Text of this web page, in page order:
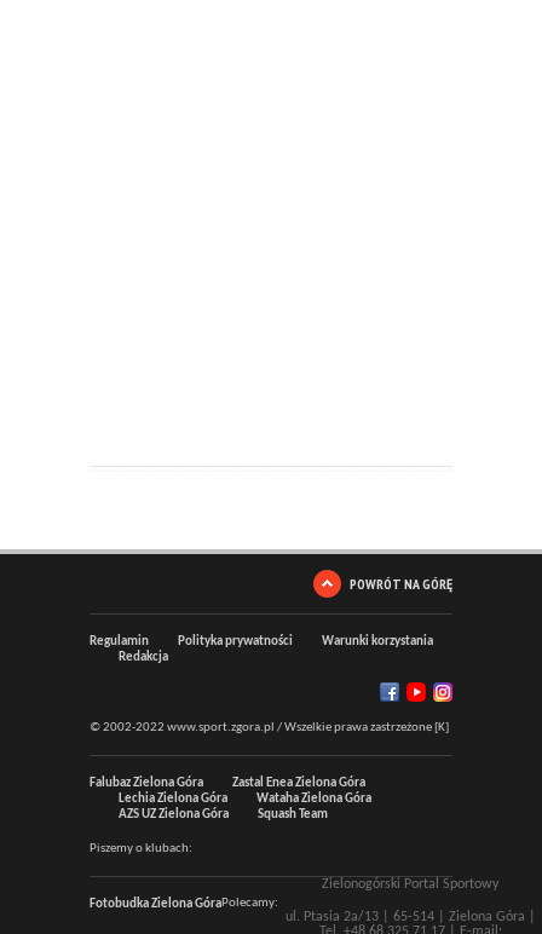
POWRÓT NA GÓRĘ
Regulamin Polityka prywatności
Warunki korzystania
Redakcja
© 2002-2022 www.sport.zgora.pl / Wszelkie prawa zastrzeżone [K]
Falubaz Zielona Góra
Zastal Enea Zielona Góra
Lechia Zielona Góra
Wataha Zielona Góra
AZS UZ Zielona Góra
Squash Team
Piszemy o klubach:
Fotobudka Zielona GóraPolecamy:
Zielonogórski Portal Sportowy
ul. Ptasia 2a/13 | 65-514| Zielona Góra